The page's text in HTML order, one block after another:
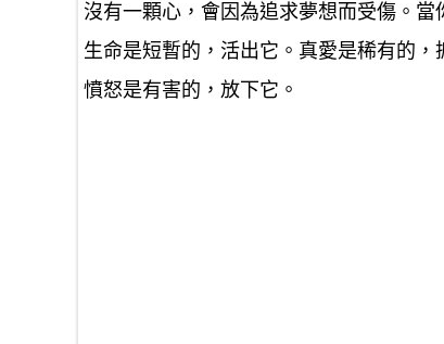
沒有一顆心，會因為追求夢想而受傷。
生命是短暫的，活出它。真愛是稀有的，
憤怒是有害的，放下它。